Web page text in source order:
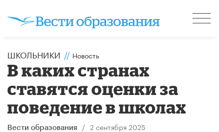
ШКОЛЬНИКИ // Новость
В каких странах
ставятся оценки за
поведение в школах
Вести образования / 2 сентября 2025